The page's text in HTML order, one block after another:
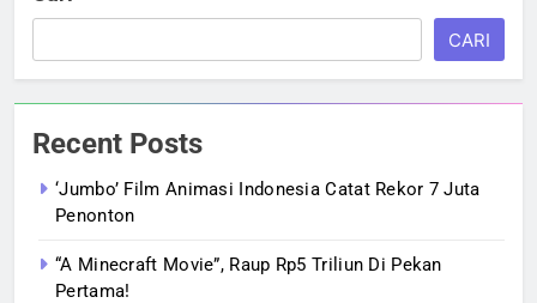
CARI
Recent Posts
‘Jumbo’ Film Animasi Indonesia Catat Rekor 7 Juta
Penonton
“A Minecraft Movie”, Raup Rp5 Triliun Di Pekan
Pertama!